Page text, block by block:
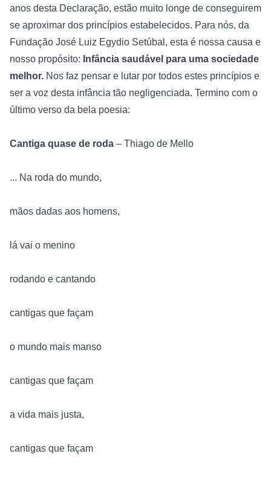
anos desta Declaração, estão muito longe de conseguirem
Fundação José Luiz Egydio Setúbal , esta é nossa causa e
nosso propósito: Infância saudável para uma sociedade
melhor. Nos faz pensar e lutar por todos estes princípios e
ser a voz desta infância tão negligenciada. Termino com o
último verso da bela poesia:
Cantiga quase de roda – Thiago de Mello
... Na roda do mundo,
mãos dadas aos homens,
lá vai o menino
rodando e cantando
cantigas que façam
o mundo mais manso
cantigas que façam
a vida mais justa,
cantigas que façam